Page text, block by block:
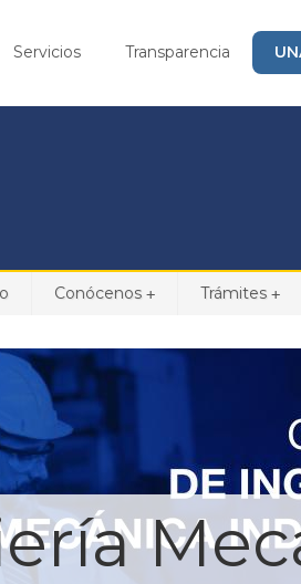
Servicios Transparencia
+
Conócenos +
Trámites